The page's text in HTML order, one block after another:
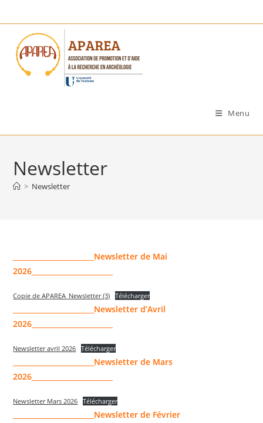
to
content
Menu
Newsletter
> Newsletter
Newsletter de Mai
2026_______________________
Copie de APAREA_Newsletter (3) Télécharger
Newsletter d’Avril
2026_______________________
Newsletter avril 2026 Télécharger
Newsletter de Mars
2026_______________________
Newsletter Mars 2026 Télécharger
Newsletter de Février